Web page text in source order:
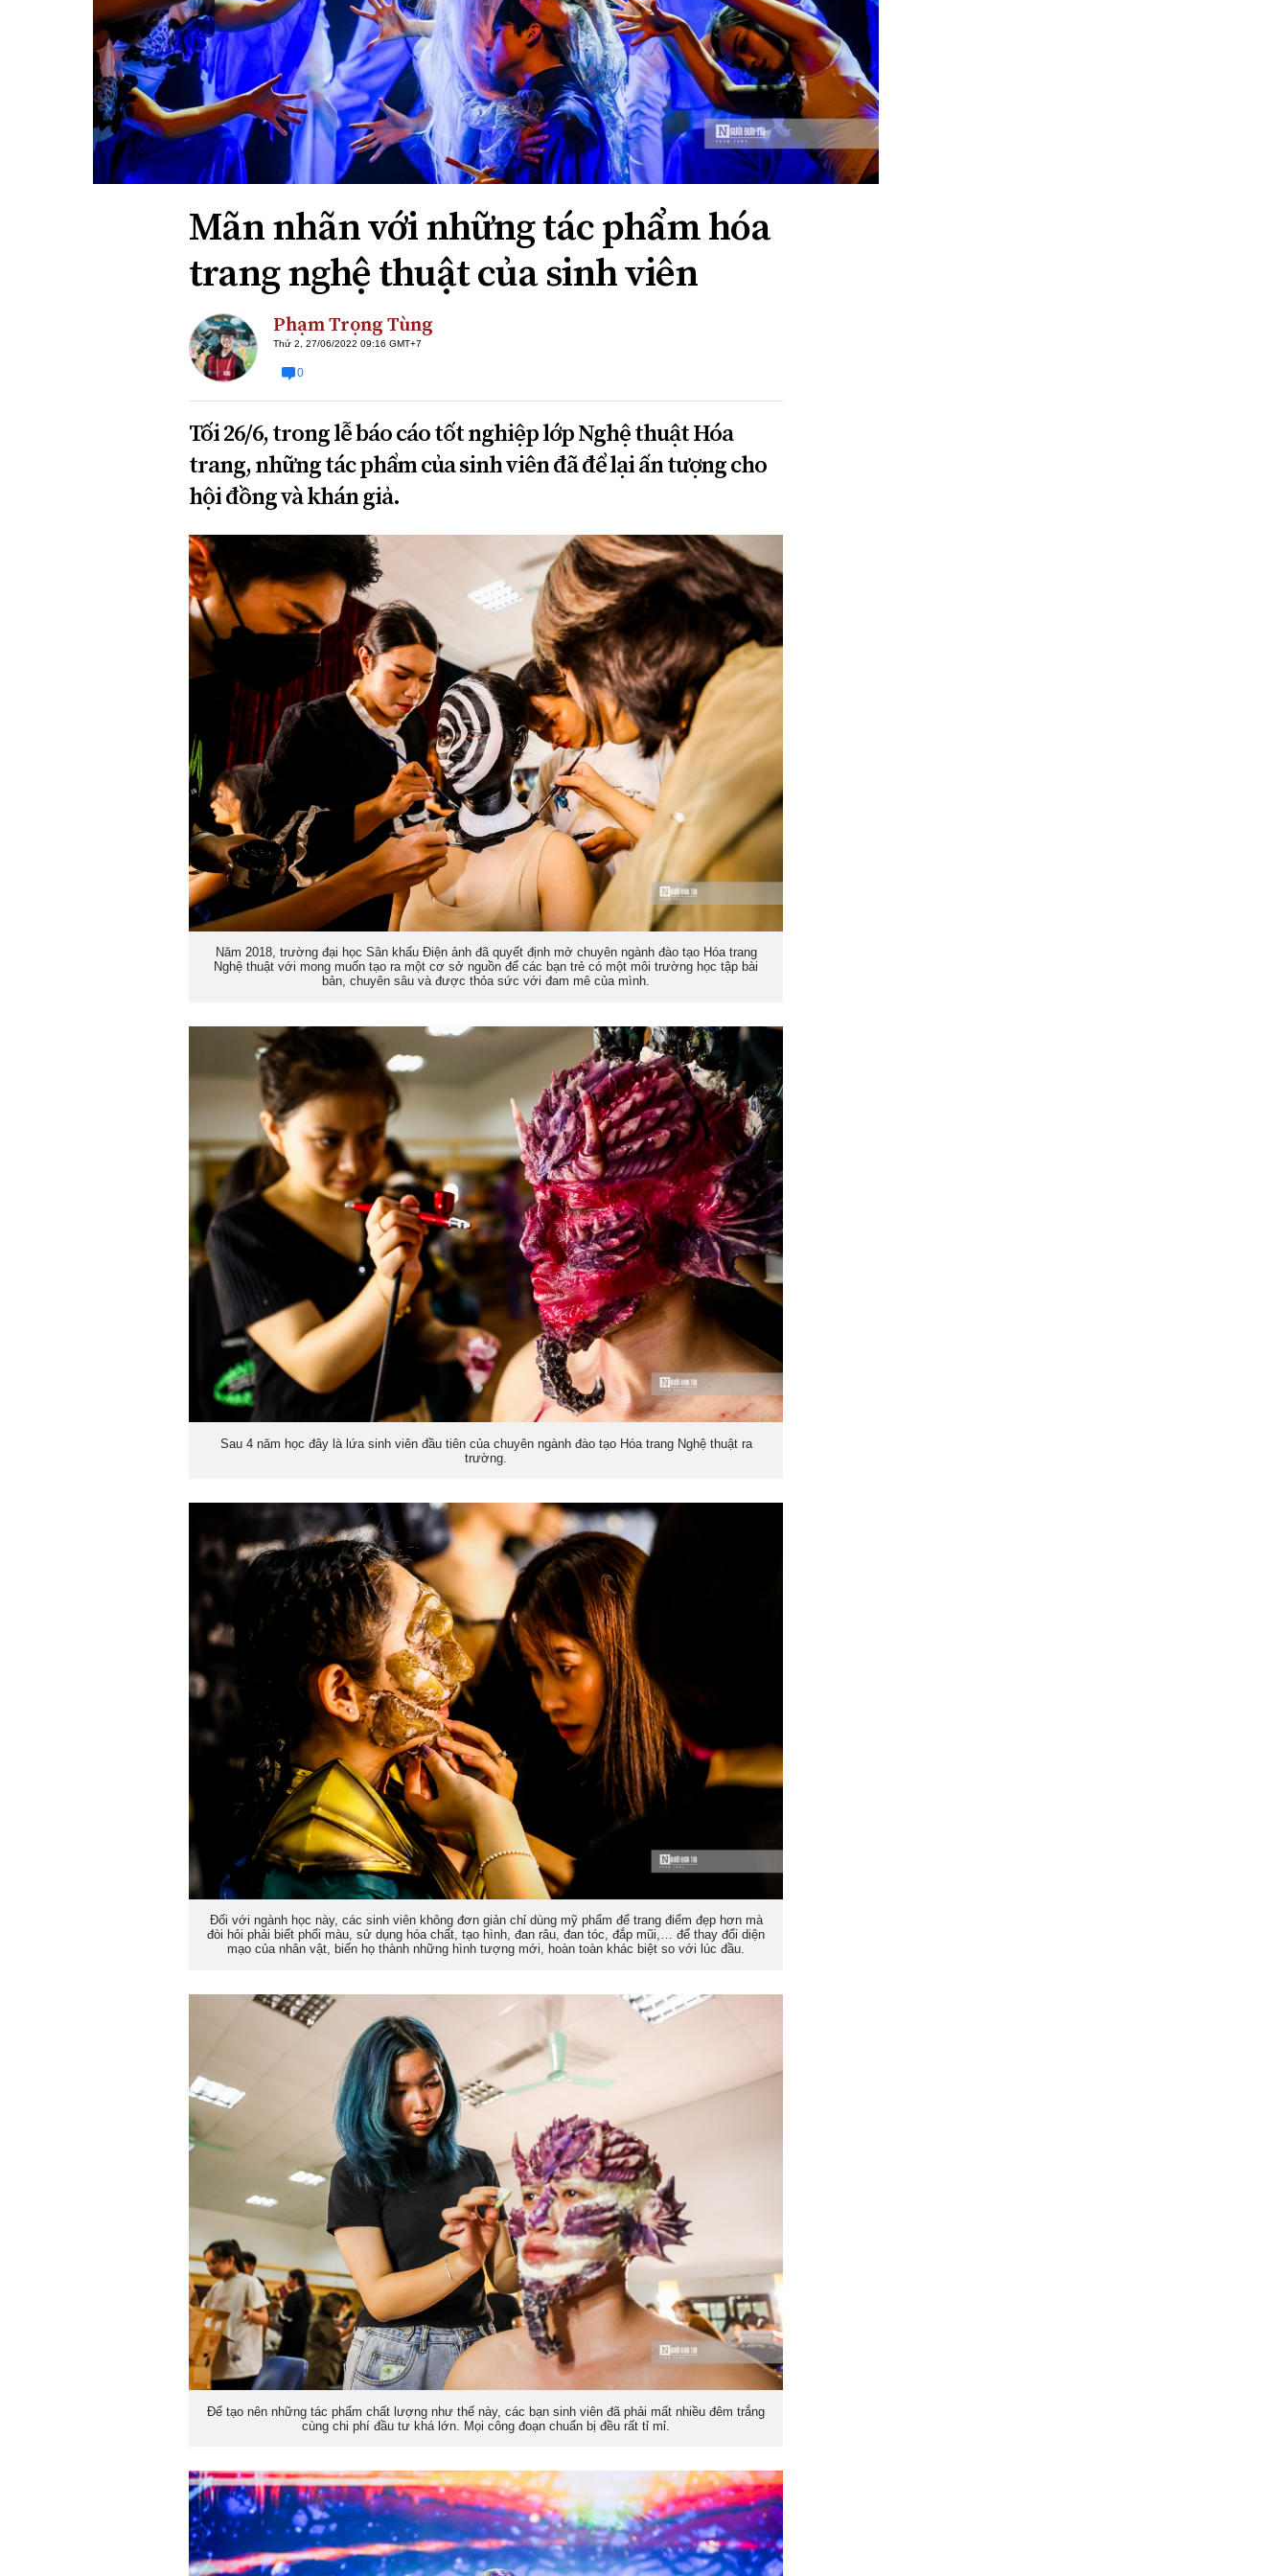
Xi nhan Trái Phải
Bạn đọc viết
Mãn nhãn với những tác phẩm hóa
trang nghệ thuật của sinh viên
Phạm Trọng Tùng
Thứ 2, 27/06/2022 09:16 GMT+7
0
Tối 26/6, trong lễ báo cáo tốt nghiệp lớp Nghệ thuật Hóa
trang, những tác phẩm của sinh viên đã để lại ấn tượng cho
hội đồng và khán giả.
Năm 2018, trường đại học Sân khấu Điện ảnh đã quyết định mở chuyên ngành đào tạo Hóa trang
Nghệ thuật với mong muốn tạo ra một cơ sở nguồn để các bạn trẻ có một môi trường học tập bài
bản, chuyên sâu và được thỏa sức với đam mê của mình.
Sau 4 năm học đây là lứa sinh viên đầu tiên của chuyên ngành đào tạo Hóa trang Nghệ thuật ra
trường.
Đối với ngành học này, các sinh viên không đơn giản chỉ dùng mỹ phẩm để trang điểm đẹp hơn mà
đòi hỏi phải biết phối màu, sử dụng hóa chất, tạo hình, đan râu, đan tóc, đắp mũi,… để thay đổi diện
mạo của nhân vật, biến họ thành những hình tượng mới, hoàn toàn khác biệt so với lúc đầu.
Để tạo nên những tác phẩm chất lượng như thế này, các bạn sinh viên đã phải mất nhiều đêm trắng
cùng chi phí đầu tư khá lớn. Mọi công đoạn chuẩn bị đều rất tỉ mỉ.